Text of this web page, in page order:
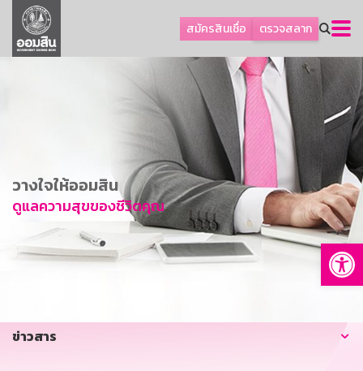
สมัครสินเชื่อ ตรวจสลาก
ลูกค้าธุรกิจ
ลูกค้าผู้ประกอบรายย่อย
การพัฒนาที่ยั่งยืน
ข่าวสาร
บริการทางการเงิน
อื่นๆ
วางใจให้ออมสิน
ดูแลความสุขของชีวิตคุณ
ข่าวสาร